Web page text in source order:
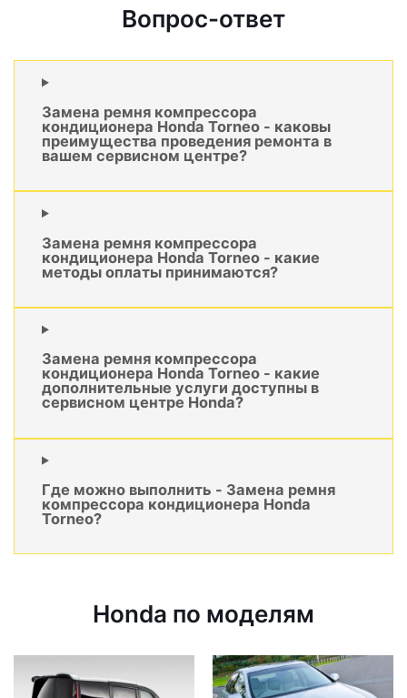
Вопрос-ответ
Замена ремня компрессора
кондиционера Honda Torneo - каковы
преимущества проведения ремонта в
вашем сервисном центре?
Замена ремня компрессора
кондиционера Honda Torneo - какие
методы оплаты принимаются?
Замена ремня компрессора
кондиционера Honda Torneo - какие
дополнительные услуги доступны в
сервисном центре Honda?
Где можно выполнить - Замена ремня
компрессора кондиционера Honda
Torneo?
Honda по моделям